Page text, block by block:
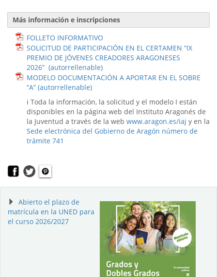
Más información e inscripciones
FOLLETO INFORMATIVO
SOLICITUD DE PARTICIPACIÓN EN EL CERTAMEN “IX
PREMIO DE JÓVENES CREADORES ARAGONESES
2026” (autorrellenable)
MODELO DOCUMENTACIÓN A APORTAR EN EL SOBRE
“A” (autorrellenable)
ℹ️ Toda la información, la solicitud y el modelo I están
disponibles en la página web del Instituto Aragonés de
la Juventud a través de la web www.aragon.es/iaj y en la
Sede electrónica del Gobierno de Aragón número de
trámite 741
Abierto el plazo de
matrícula en la UNED para
el curso 2026/2027